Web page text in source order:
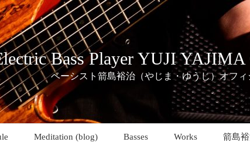
Bass Player YUJI YAJIMA
ベーシスト箭島裕治（やじま・ゆうじ）オフィ
Meditation (blog) Basses Works 箭島